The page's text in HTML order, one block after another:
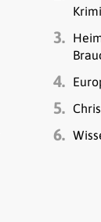
3.
4.
5.
6.